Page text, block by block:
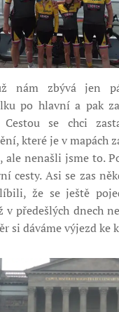
nám zbývá jen
po hlavní a pak
Cestou se chci
které je v mapách
nenašli jsme to.
cesty. Asi se zas
že se ještě
v předešlých dnech
si dáváme výjezd ke